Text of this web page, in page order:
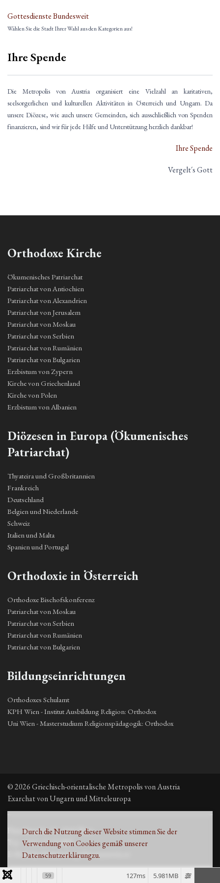
Durch die Nutzung dieser Website stimmen Sie der
Verwendung von Cookies gemäß unserer
Datenschutzerklärungzu.
Gottesdienste Bundesweit
Wählen Sie die Stadt Ihrer Wahl aus den Kategorien aus!
Ihre Spende
Die Metropolis von Austria organisiert eine Vielzahl an karitativen,
seelsorgerlichen und kulturellen Aktivitäten in Österreich und Ungarn. Da
unsere Diözese, wie auch unsere Gemeinden, sich ausschließlich von Spenden
finanzieren, sind wir für jede Hilfe und Unterstützung herzlich dankbar!
Ihre Spende
Vergelt´s Gott
Orthodoxe Kirche
Ökumenisches Patriarchat
Patriarchat von Antiochien
Patriarchat von Alexandrien
Patriarchat von Jerusalem
Patriarchat von Moskau
Patriarchat von Serbien
Patriarchat von Rumänien
Patriarchat von Bulgarien
Erzbistum von Zypern
Kirche von Griechenland
Kirche von Polen
Erzbistum von Albanien
Diözesen in Europa (Ökumenisches
Patriarchat)
Thyateira und Großbritannien
Frankreich
Deutschland
Belgien und Niederlande
Schweiz
Italien und Malta
Spanien und Portugal
Orthodoxie in Österreich
Orthodoxe Bischofskonferenz
Patriarchat von Moskau
Patriarchat von Serbien
Patriarchat von Rumänien
Patriarchat von Bulgarien
Bildungseinrichtungen
Orthodoxes Schulamt
KPH Wien - Institut Ausbildung Religion: Orthodox
Uni Wien - Masterstudium Religionspädagogik: Orthodox
© 2026 Griechisch-orientalische Metropolis von Austria
Exarchat von Ungarn und Mitteleuropa
Fleischmarkt 13, 1010 Wien
Τηλ. +43 1 53 33 889
E-Mail: kirche@metropolisvonaustria.at
59 5.981MB
127ms